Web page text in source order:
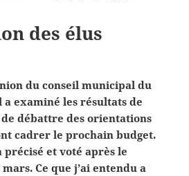
des élus
du conseil municipal du
a examiné les résultats de
de débattre des orientations
cadrer le prochain budget.
précisé et voté après le
Ce que j’ai entendu a